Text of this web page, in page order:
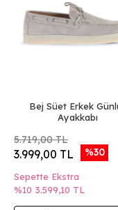
Bej Süet Erkek
Ayakkabı
5.719,00 TL
3.999,00 TL %30
Sepette Ekstra
%10 3.599,10 TL